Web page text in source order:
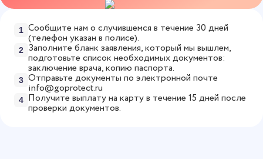
1 Сообщите нам о случившемся в течение 30 дней
(телефон указан в полисе).
2 Заполните бланк заявления, который мы вышлем,
подготовьте список необходимых документов:
заключение врача, копию паспорта.
3 Отправьте документы по электронной почте
info@goprotect.ru
4 Получите выплату на карту в течение 15 дней после
проверки документов.